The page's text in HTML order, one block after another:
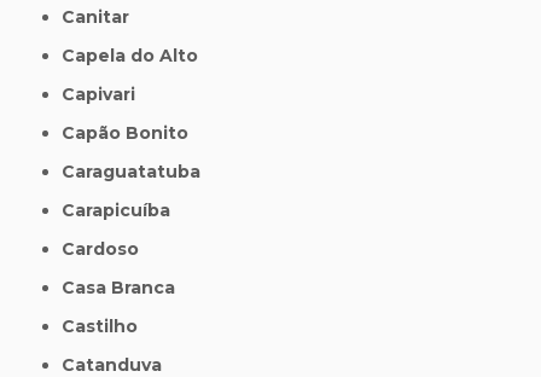
Canitar
Capela do Alto
Capivari
Capão Bonito
Caraguatatuba
Carapicuíba
Cardoso
Casa Branca
Castilho
Catanduva